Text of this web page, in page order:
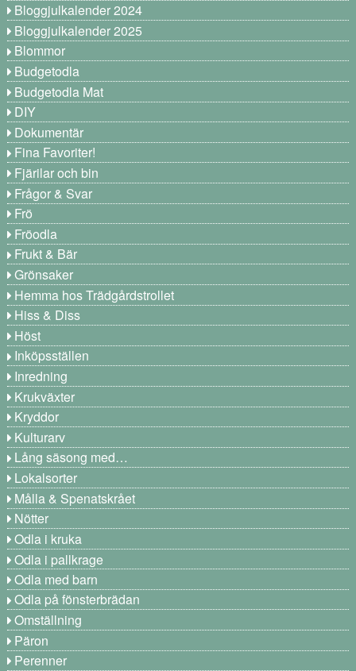
Bloggjulkalender 2024
Bloggjulkalender 2025
Blommor
Budgetodla
Budgetodla Mat
DIY
Dokumentär
Fina Favoriter!
Fjärilar och bin
Frågor & Svar
Frö
Fröodla
Frukt & Bär
Grönsaker
Hemma hos Trädgårdstrollet
Hiss & Diss
Höst
Inköpsställen
Inredning
Krukväxter
Kryddor
Kulturarv
Lång säsong med…
Lokalsorter
Målla & Spenatskrået
Nötter
Odla i kruka
Odla i pallkrage
Odla med barn
Odla på fönsterbrädan
Omställning
Päron
Perenner